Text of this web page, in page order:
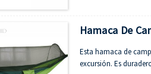
Hamaca De
Esta hamaca de
excursión. Es